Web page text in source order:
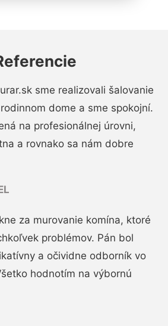
sme realizovali šalovanie
dome a sme spokojní.
na profesionálnej úrovni,
a rovnako sa nám dobre
za murovanie komína, ktoré
problémov. Pán bol
a očividne odborník vo
hodnotím na výbornú